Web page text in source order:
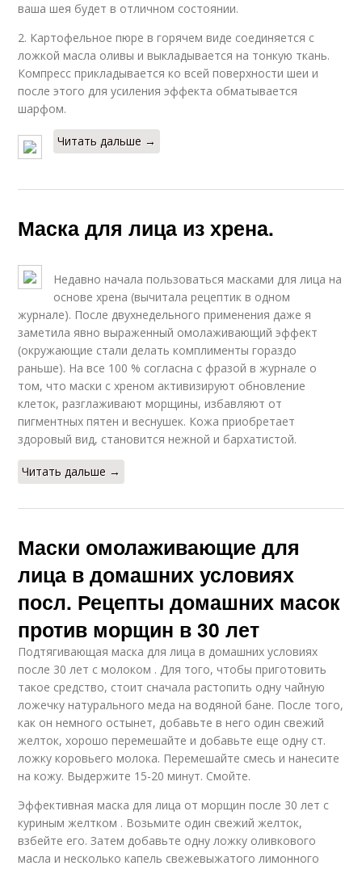
ваша шея будет в отличном состоянии.
2. Картофельное пюре в горячем виде соединяется с
ложкой масла оливы и выкладывается на тонкую ткань.
Компресс прикладывается ко всей поверхности шеи и
после этого для усиления эффекта обматывается
шарфом.
Читать дальше →
Маска для лица из хрена.
Недавно начала пользоваться масками для лица на
основе хрена (вычитала рецептик в одном
журнале). После двухнедельного применения даже я
заметила явно выраженный омолаживающий эффект
(окружающие стали делать комплименты гораздо
раньше). На все 100 % согласна с фразой в журнале о
том, что маски с хреном активизируют обновление
клеток, разглаживают морщины, избавляют от
пигментных пятен и веснушек. Кожа приобретает
здоровый вид, становится нежной и бархатистой.
Читать дальше →
Маски омолаживающие для
лица в домашних условиях
посл. Рецепты домашних масок
против морщин в 30 лет
Подтягивающая маска для лица в домашних условиях
после 30 лет с молоком . Для того, чтобы приготовить
такое средство, стоит сначала растопить одну чайную
ложечку натурального меда на водяной бане. После того,
как он немного остынет, добавьте в него один свежий
желток, хорошо перемешайте и добавьте еще одну ст.
ложку коровьего молока. Перемешайте смесь и нанесите
на кожу. Выдержите 15-20 минут. Смойте.
Эффективная маска для лица от морщин после 30 лет с
куриным желтком . Возьмите один свежий желток,
взбейте его. Затем добавьте одну ложку оливкового
масла и несколько капель свежевыжатого лимонного